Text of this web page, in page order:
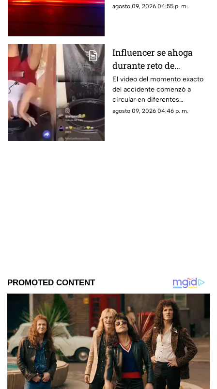
Jiutepec.
agosto 09, 2026 04:55 p. m.
Influencer se ahoga
durante reto de
transmisión en vivo;
esto se sabe del caso
(+VIDEO)
El video del momento exacto
del accidente comenzó a
circular en diferentes
plataformas digitales.
agosto 09, 2026 04:46 p. m.